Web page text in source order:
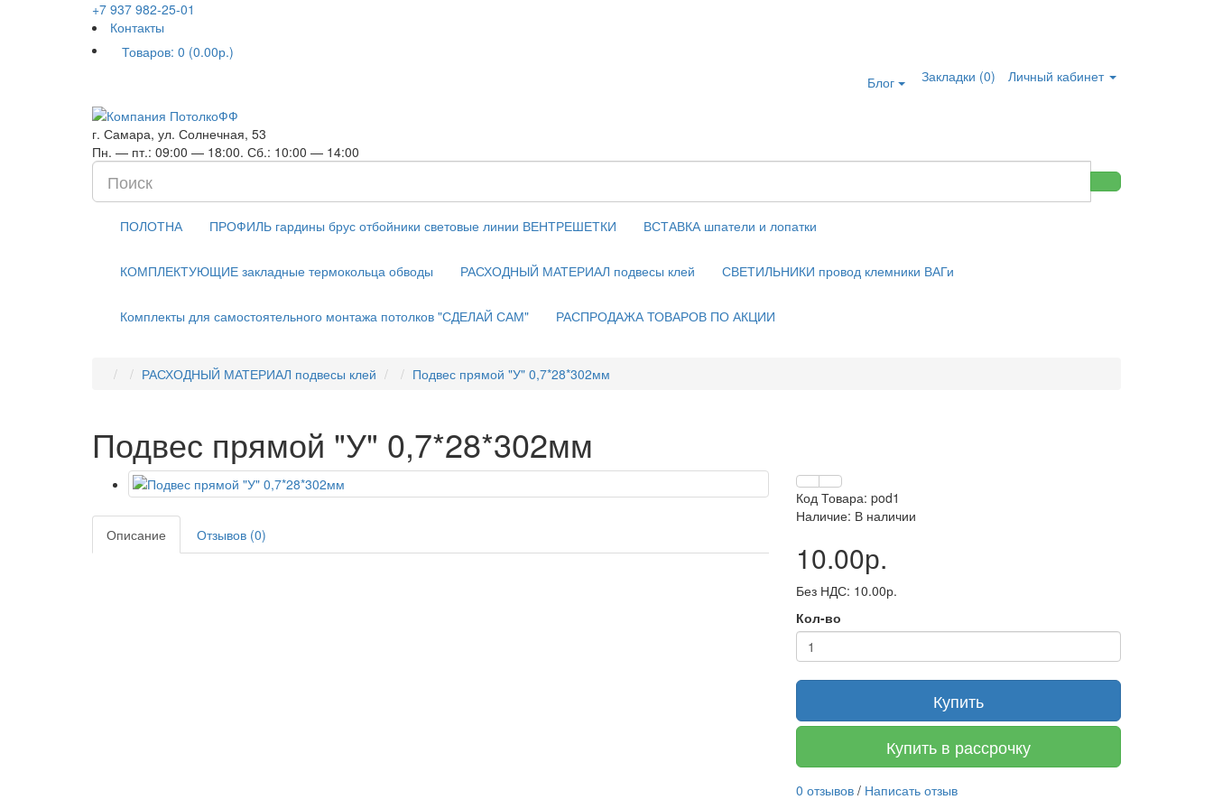
+7 937 982-25-01
Контакты
Товаров: 0 (0.00р.)
Закладки (0)
Личный кабинет
Блог
г. Самара, ул. Солнечная, 53
Пн. — пт.: 09:00 — 18:00. Сб.: 10:00 — 14:00
ПОЛОТНА ПРОФИЛЬ гардины брус отбойники световые линии ВЕНТРЕШЕТКИ ВСТАВКА шпатели и лопатки
КОМПЛЕКТУЮЩИЕ закладные термокольца обводы РАСХОДНЫЙ МАТЕРИАЛ подвесы клей СВЕТИЛЬНИКИ провод клемники ВАГи
Комплекты для самостоятельного монтажа потолков "СДЕЛАЙ САМ" РАСПРОДАЖА ТОВАРОВ ПО АКЦИИ
РАСХОДНЫЙ МАТЕРИАЛ подвесы клей Подвес прямой "У" 0,7*28*302мм
Подвес прямой "У" 0,7*28*302мм
Описание Отзывов (0)
Код Товара: pod1
Наличие: В наличии
10.00р.
Без НДС: 10.00р.
Кол-во
Купить
Купить в рассрочку
0 отзывов / Написать отзыв